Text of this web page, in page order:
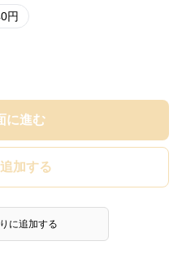
円
に進む
加する
に追加する